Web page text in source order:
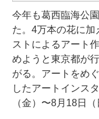
今年も葛西臨海公
た。4万本の花に加
ストによるアート
めようと東京都が
がる。アートをめ
したアートインス
（金）〜8月18日（